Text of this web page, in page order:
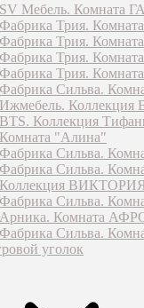
SV Мебель. Комната
Фабрика Трия.
Фабрика Трия.
Фабрика Трия.
Фабрика Трия.
Фабрика Сильва.
Ижмебель.
BTS. Коллекция
Комната "Алина"
Фабрика Сильва.
Фабрика Сильва.
Коллекция
Фабрика Сильва.
Арника. Комната
Фабрика Сильва.
уголок